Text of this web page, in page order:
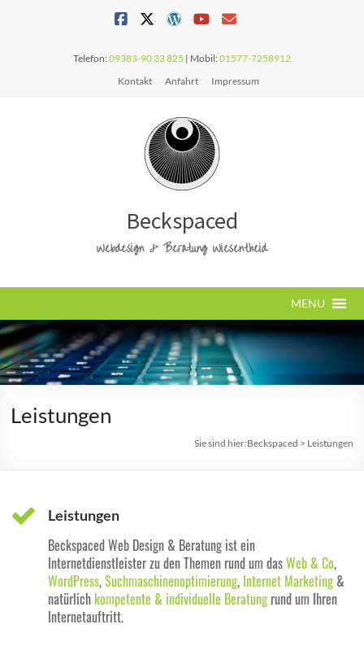
Telefon:09383-90 33 825 | Mobil:01577-7258912
Kontakt
Anfahrt Impressum
Beckspaced
Webdesign & Beratung Wiesentheid
MENU
Leistungen
Sie sind hier:Beckspaced > Leistungen
Leistungen
Beckspaced Web Design & Beratung ist ein
Internetdienstleister zu den Themen rund um dasWeb & Co,
WordPress,Suchmaschinenoptimierung, Internet Marketing &
natürlich kompetente & individuelle Beratung rund um Ihren
Internetauftritt.